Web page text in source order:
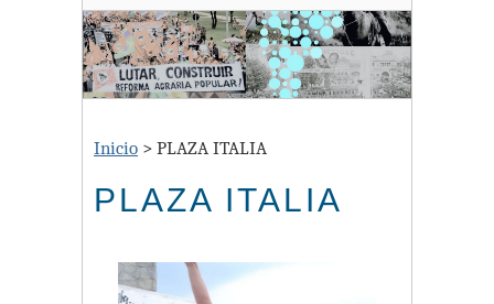
Inicio > PLAZA ITALIA
PLAZA ITALIA